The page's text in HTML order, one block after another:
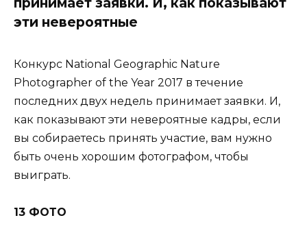
эти невероятные
Конкурс National Geographic Nature
Photographer of the Year 2017 в течение
последних двух недель принимает заявки. И,
как показывают эти невероятные кадры, если
вы собираетесь принять участие, вам нужно
быть очень хорошим фотографом, чтобы
выиграть.
13 ФОТО